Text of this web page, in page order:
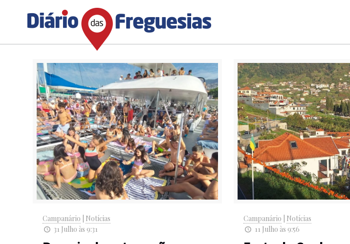
Campanário
Notícias
31 Julho às 9:31
Campanário
Notícias
11 Julho às 9:56